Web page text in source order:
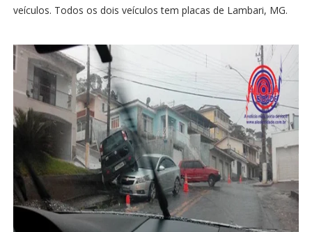
veículos. Todos os dois veículos tem placas de Lambari, MG.